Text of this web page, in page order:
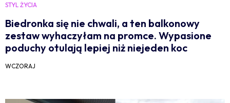
STYL ŻYCIA
Biedronka się nie chwali, a ten balkonowy
zestaw wyhaczyłam na promce. Wypasione
poduchy otulają lepiej niż niejeden koc
WCZORAJ